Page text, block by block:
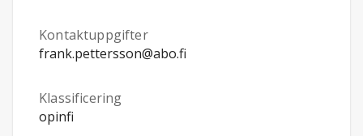
Kontaktuppgifter
frank.pettersson@abo.fi
Klassificering
opinfi